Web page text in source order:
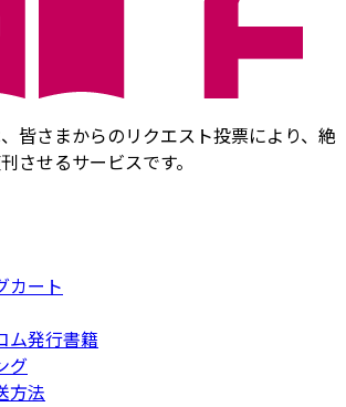
皆さまからのリクエスト投票により、絶
させるサービスです。
カート
ム発行書籍
グ
方法